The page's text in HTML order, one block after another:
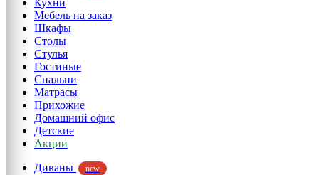
Кухни
Мебель на заказ
Шкафы
Столы
Стулья
Гостиные
Спальни
Матрасы
Прихожие
Домашний офис
Детские
Акции
Диваны
new